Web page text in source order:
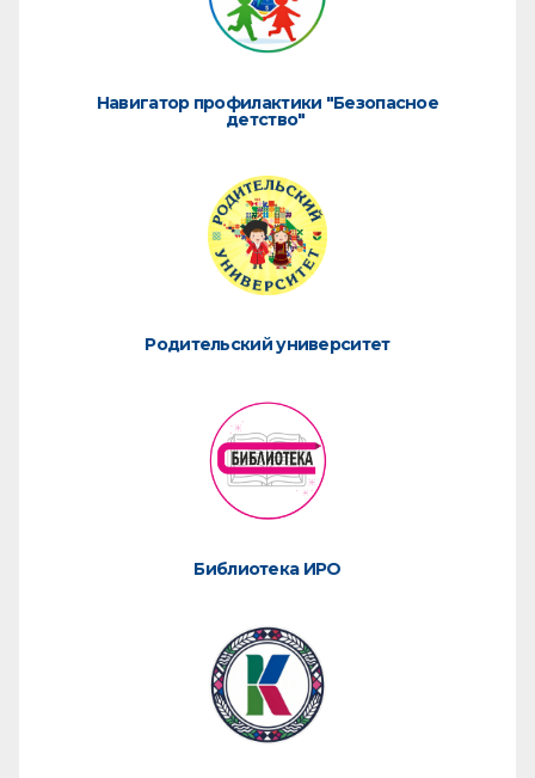
Навигатор профилактики "Безопасное
детство"
Родительский университет
Библиотека ИРО